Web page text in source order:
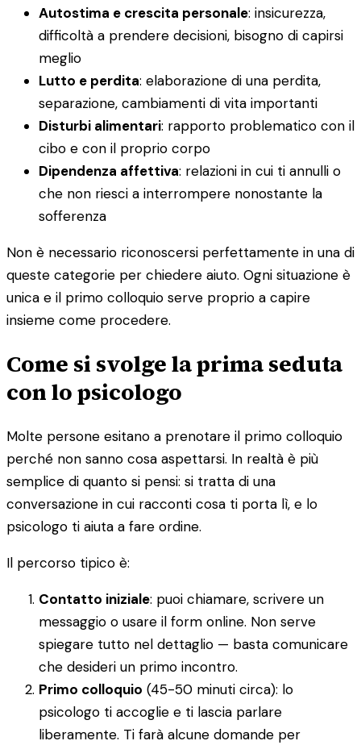
Autostima e crescita personale: insicurezza,
difficoltà a prendere decisioni, bisogno di capirsi
meglio
Lutto e perdita: elaborazione di una perdita,
separazione, cambiamenti di vita importanti
Disturbi alimentari: rapporto problematico con il
cibo e con il proprio corpo
Dipendenza affettiva: relazioni in cui ti annulli o
che non riesci a interrompere nonostante la
sofferenza
Non è necessario riconoscersi perfettamente in una di
queste categorie per chiedere aiuto. Ogni situazione è
unica e il primo colloquio serve proprio a capire
insieme come procedere.
Come si svolge la prima seduta
con lo psicologo
Molte persone esitano a prenotare il primo colloquio
perché non sanno cosa aspettarsi. In realtà è più
semplice di quanto si pensi: si tratta di una
conversazione in cui racconti cosa ti porta lì, e lo
psicologo ti aiuta a fare ordine.
Il percorso tipico è:
Contatto iniziale: puoi chiamare, scrivere un
messaggio o usare il form online. Non serve
spiegare tutto nel dettaglio — basta comunicare
che desideri un primo incontro.
Primo colloquio (45-50 minuti circa): lo
psicologo ti accoglie e ti lascia parlare
liberamente. Ti farà alcune domande per